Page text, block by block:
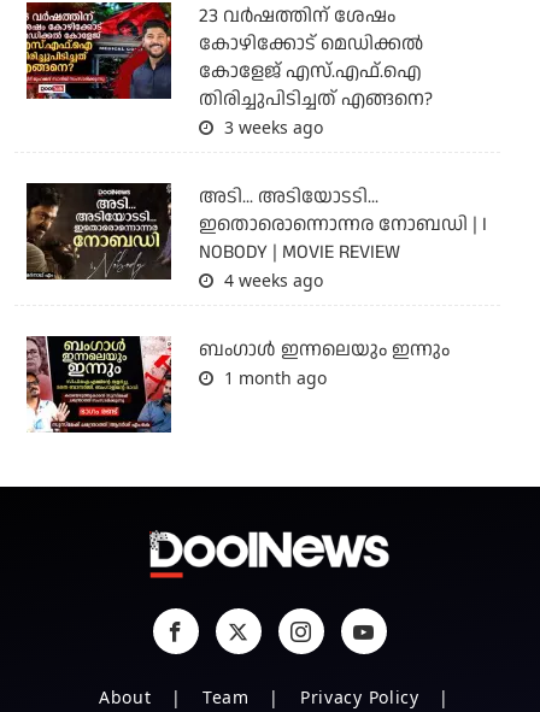
23 വർഷത്തിന് ശേഷം
കോഴിക്കോട് മെഡിക്കൽ
കോളേജ് എസ്.എഫ്.ഐ
തിരിച്ചുപിടിച്ചത് എങ്ങനെ?
3 weeks ago
അടി... അടിയോടടി...
ഇതൊരൊന്നൊന്നര നോബഡി | I
NOBODY | MOVIE REVIEW
4 weeks ago
ബംഗാള്‍ ഇന്നലെയും ഇന്നും
1 month ago
About Team Privacy Policy